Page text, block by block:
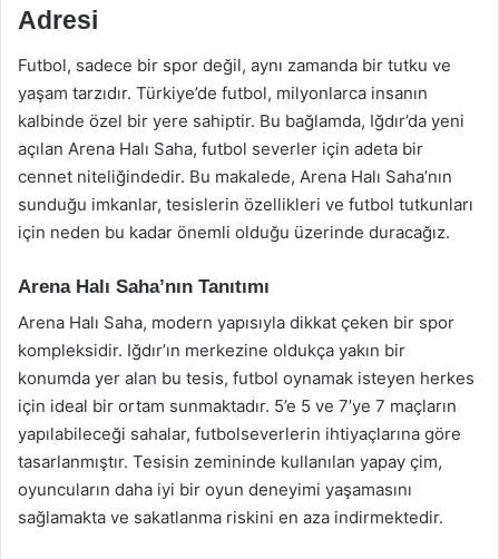
Adresi
Futbol, sadece bir spor değil, aynı zamanda bir tutku ve
yaşam tarzıdır. Türkiye’de futbol, milyonlarca insanın
kalbinde özel bir yere sahiptir. Bu bağlamda, Iğdır’da yeni
açılan Arena Halı Saha, futbol severler için adeta bir
cennet niteliğindedir. Bu makalede, Arena Halı Saha’nın
sunduğu imkanlar, tesislerin özellikleri ve futbol tutkunları
için neden bu kadar önemli olduğu üzerinde duracağız.
Arena Halı Saha’nın Tanıtımı
Arena Halı Saha, modern yapısıyla dikkat çeken bir spor
kompleksidir. Iğdır’ın merkezine oldukça yakın bir
konumda yer alan bu tesis, futbol oynamak isteyen herkes
için ideal bir ortam sunmaktadır. 5’e 5 ve 7’ye 7 maçların
yapılabileceği sahalar, futbolseverlerin ihtiyaçlarına göre
tasarlanmıştır. Tesisin zemininde kullanılan yapay çim,
oyuncuların daha iyi bir oyun deneyimi yaşamasını
sağlamakta ve sakatlanma riskini en aza indirmektedir.